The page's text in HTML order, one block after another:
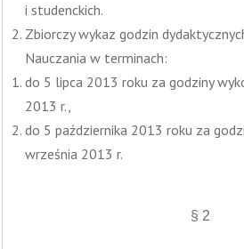
i studenckich.
Zbiorczy wykaz godzin
Nauczania w terminach:
do 5 lipca 2013 roku za godziny
2013 r.,
do 5 października 2013 roku za
września 2013 r.
§ 2